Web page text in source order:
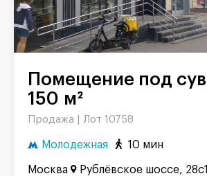
Помещение под сувениры,
150 м²
Продажа | Лот 10758
Молодежная 10 мин
Москва Рублёвское шоссе, 28с1